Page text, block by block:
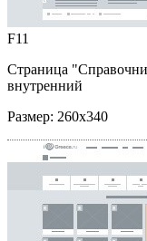
F11
Страница
внутренний
Размер: 260x340